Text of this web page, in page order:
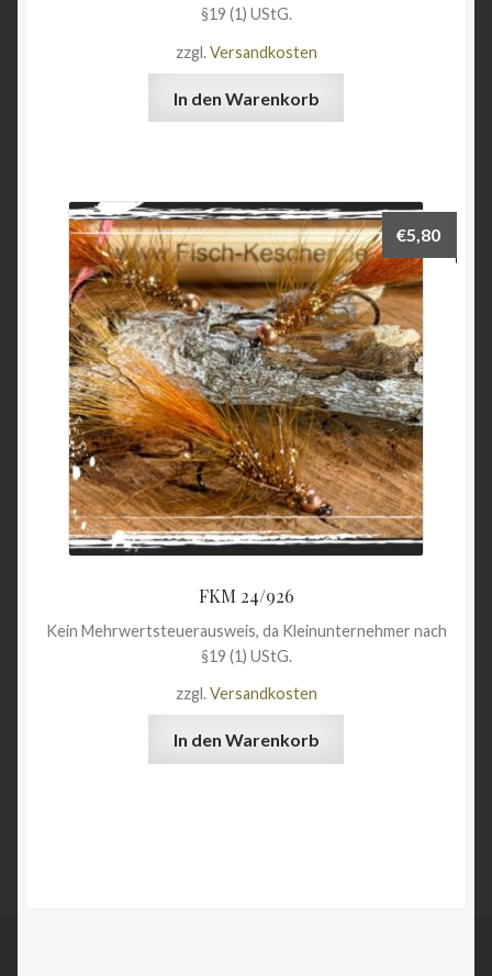
§19 (1) UStG.
zzgl.Versandkosten
In den Warenkorb
FKM 24/926
€5,80
Kein Mehrwertsteuerausweis, da Kleinunternehmer nach
§19 (1) UStG.
zzgl.Versandkosten
In den Warenkorb